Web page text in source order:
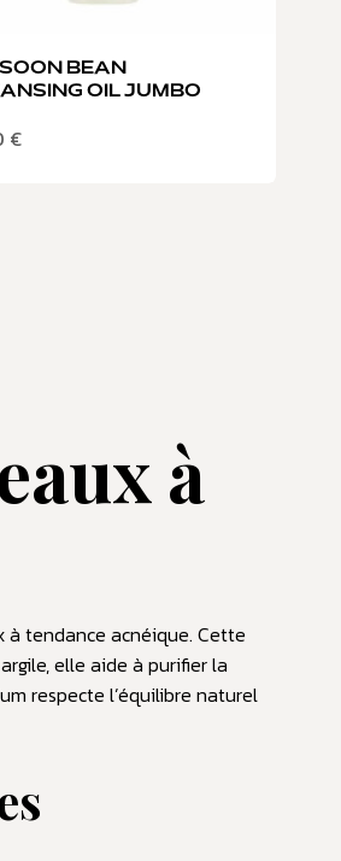
BEAN
OIL JUMBO
€
à
à tendance acnéique. Cette
elle aide à purifier la
respecte l’équilibre naturel